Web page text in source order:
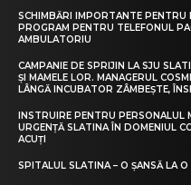
SCHIMBĂRI IMPORTANTE PENTRU
PROGRAM PENTRU TELEFONUL
AMBULATORIU
CAMPANIE DE SPRIJIN LA SJU
ȘI MAMELE LOR. MANAGERUL
LÂNGĂ INCUBATOR ZÂMBEȘTE,
INSTRUIRE PENTRU PERSONALUL
URGENȚĂ SLATINA ÎN DOMENIUL
ACUȚI
SPITALUL SLATINA – O ȘANSĂ LA